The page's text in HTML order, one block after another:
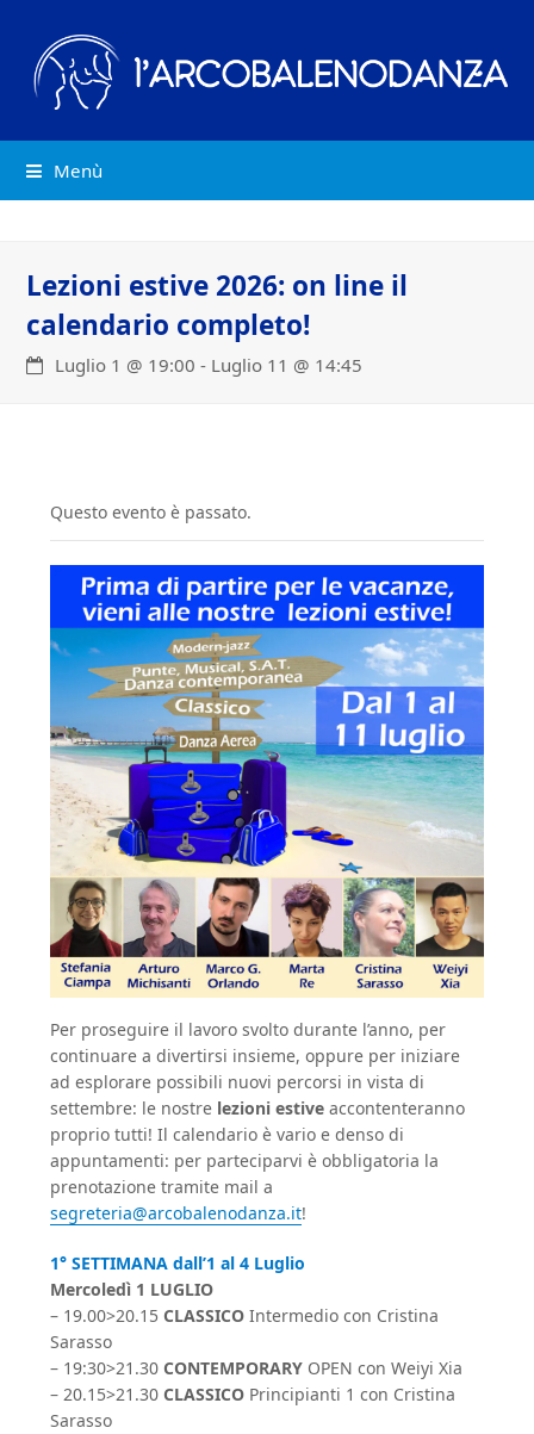
Menù
Lezioni estive 2026: on line il
calendario completo!
Luglio 1 @ 19:00 - Luglio 11 @ 14:45
Questo evento è passato.
Per proseguire il lavoro svolto durante l’anno, per
continuare a divertirsi insieme, oppure per iniziare
ad esplorare possibili nuovi percorsi in vista di
settembre: le nostre lezioni estive accontenteranno
proprio tutti! Il calendario è vario e denso di
appuntamenti: per parteciparvi è obbligatoria la
prenotazione tramite mail a
segreteria@arcobalenodanza.it!
1° SETTIMANA dall’1 al 4 Luglio
Mercoledì 1 LUGLIO
– 19.00>20.15CLASSICO Intermedio con Cristina
Sarasso
– 19:30>21.30CONTEMPORARY OPEN con Weiyi Xia
– 20.15>21.30CLASSICO Principianti 1 con Cristina
Sarasso